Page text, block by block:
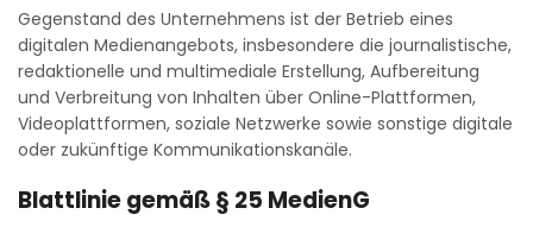
Gegenstand des Unternehmens ist der Betrieb eines
digitalen Medienangebots, insbesondere die journalistische,
redaktionelle und multimediale Erstellung, Aufbereitung
und Verbreitung von Inhalten über Online-Plattformen,
Videoplattformen, soziale Netzwerke sowie sonstige digitale
oder zukünftige Kommunikationskanäle.
Blattlinie gemäß § 25 MedienG